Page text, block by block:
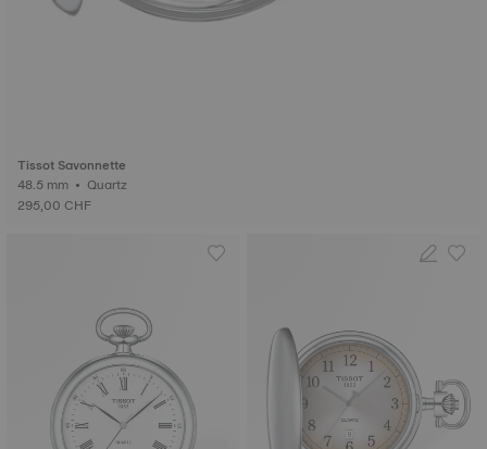
Tissot Savonnette
48.5 mm • Quartz
295,00 CHF